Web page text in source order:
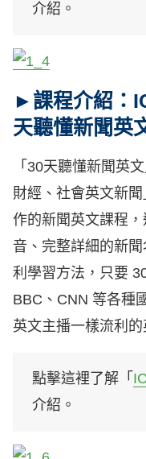
介紹。
►課程介紹：
天聽懂新聞英
「30天聽懂新聞英
財經、社會英文新
作的新聞英文課程
音、完整詳細的新
利學習方法，只要
BBC、CNN 等各種
英文主播一樣流利的
點擊這裡了解「
介紹。